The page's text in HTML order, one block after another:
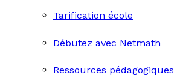
Tarification école
Débutez avec Netmath
Ressources pédagogiques